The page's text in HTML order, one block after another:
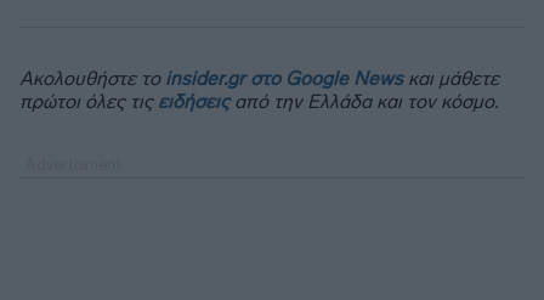
Ακολουθήστε το insider.gr στο Google Newsκαι μάθετε
πρώτοι όλες τις ειδήσειςαπό την Ελλάδα και τον κόσμο.